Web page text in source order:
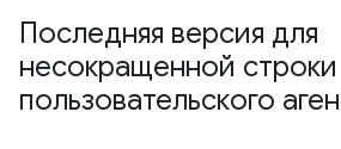
Последняя версия для
несокращенной строки
пользовательского